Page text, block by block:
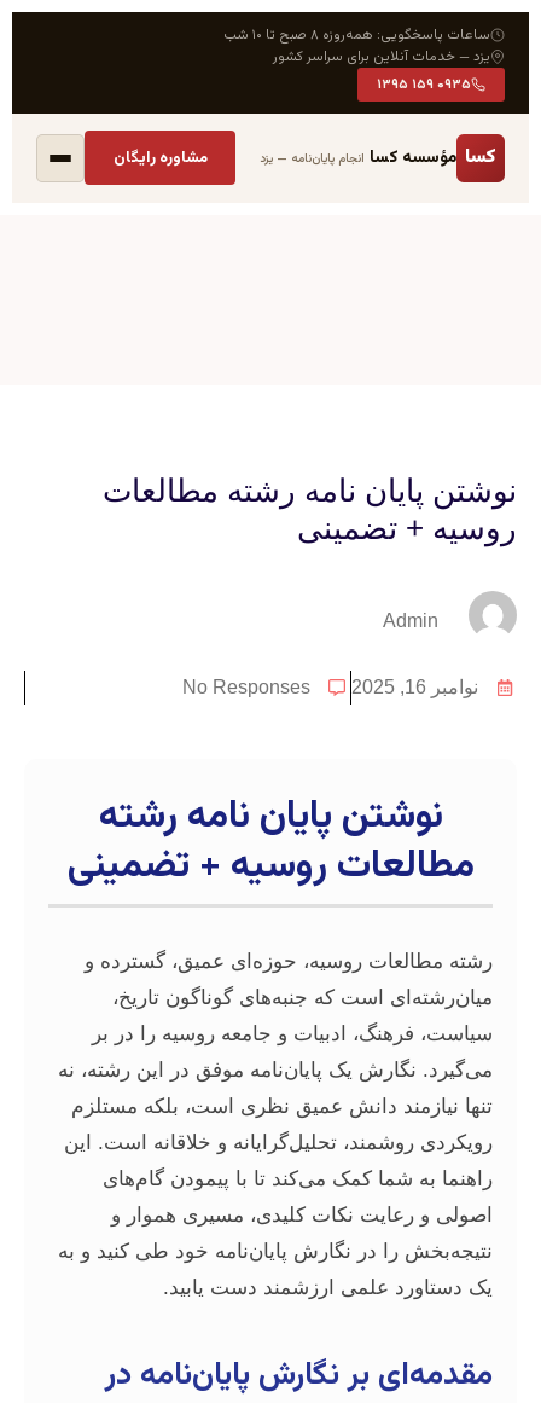
۸ صبح تا ۱۰ شب
برای سراسر کشور
انجام پایان‌نامه — یزد مشاوره رایگان
نامه رشته مطالعات
No Responses
پایان نامه رشته
روسیه + تضمینی
روسیه، حوزه‌ای عمیق، گسترده و
است که جنبه‌های گوناگون تاریخ،
ادبیات و جامعه روسیه را در بر
یک پایان‌نامه موفق در این رشته، نه
دانش عمیق نظری است، بلکه مستلزم
تحلیل‌گرایانه و خلاقانه است. این
کمک می‌کند تا با پیمودن گام‌های
نکات کلیدی، مسیری هموار و
در نگارش پایان‌نامه خود طی کنید و به
علمی ارزشمند دست یابید.
بر نگارش پایان‌نامه در